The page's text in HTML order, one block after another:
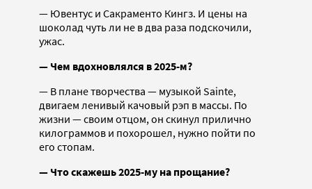
— Ювентус и Сакраменто Кингз. И цены на
шоколад чуть ли не в два раза подскочили,
ужас.
— Чем вдохновлялся в 2025-м?
— В плане творчества — музыкой Sainte,
двигаем ленивый качовый рэп в массы. По
жизни — своим отцом, он скинул прилично
килограммов и похорошел, нужно пойти по
его стопам.
— Что скажешь 2025-му на прощание?